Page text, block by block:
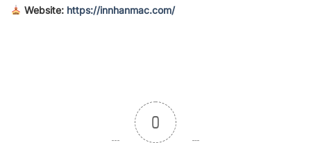
Website: https://innhanmac.com/
0